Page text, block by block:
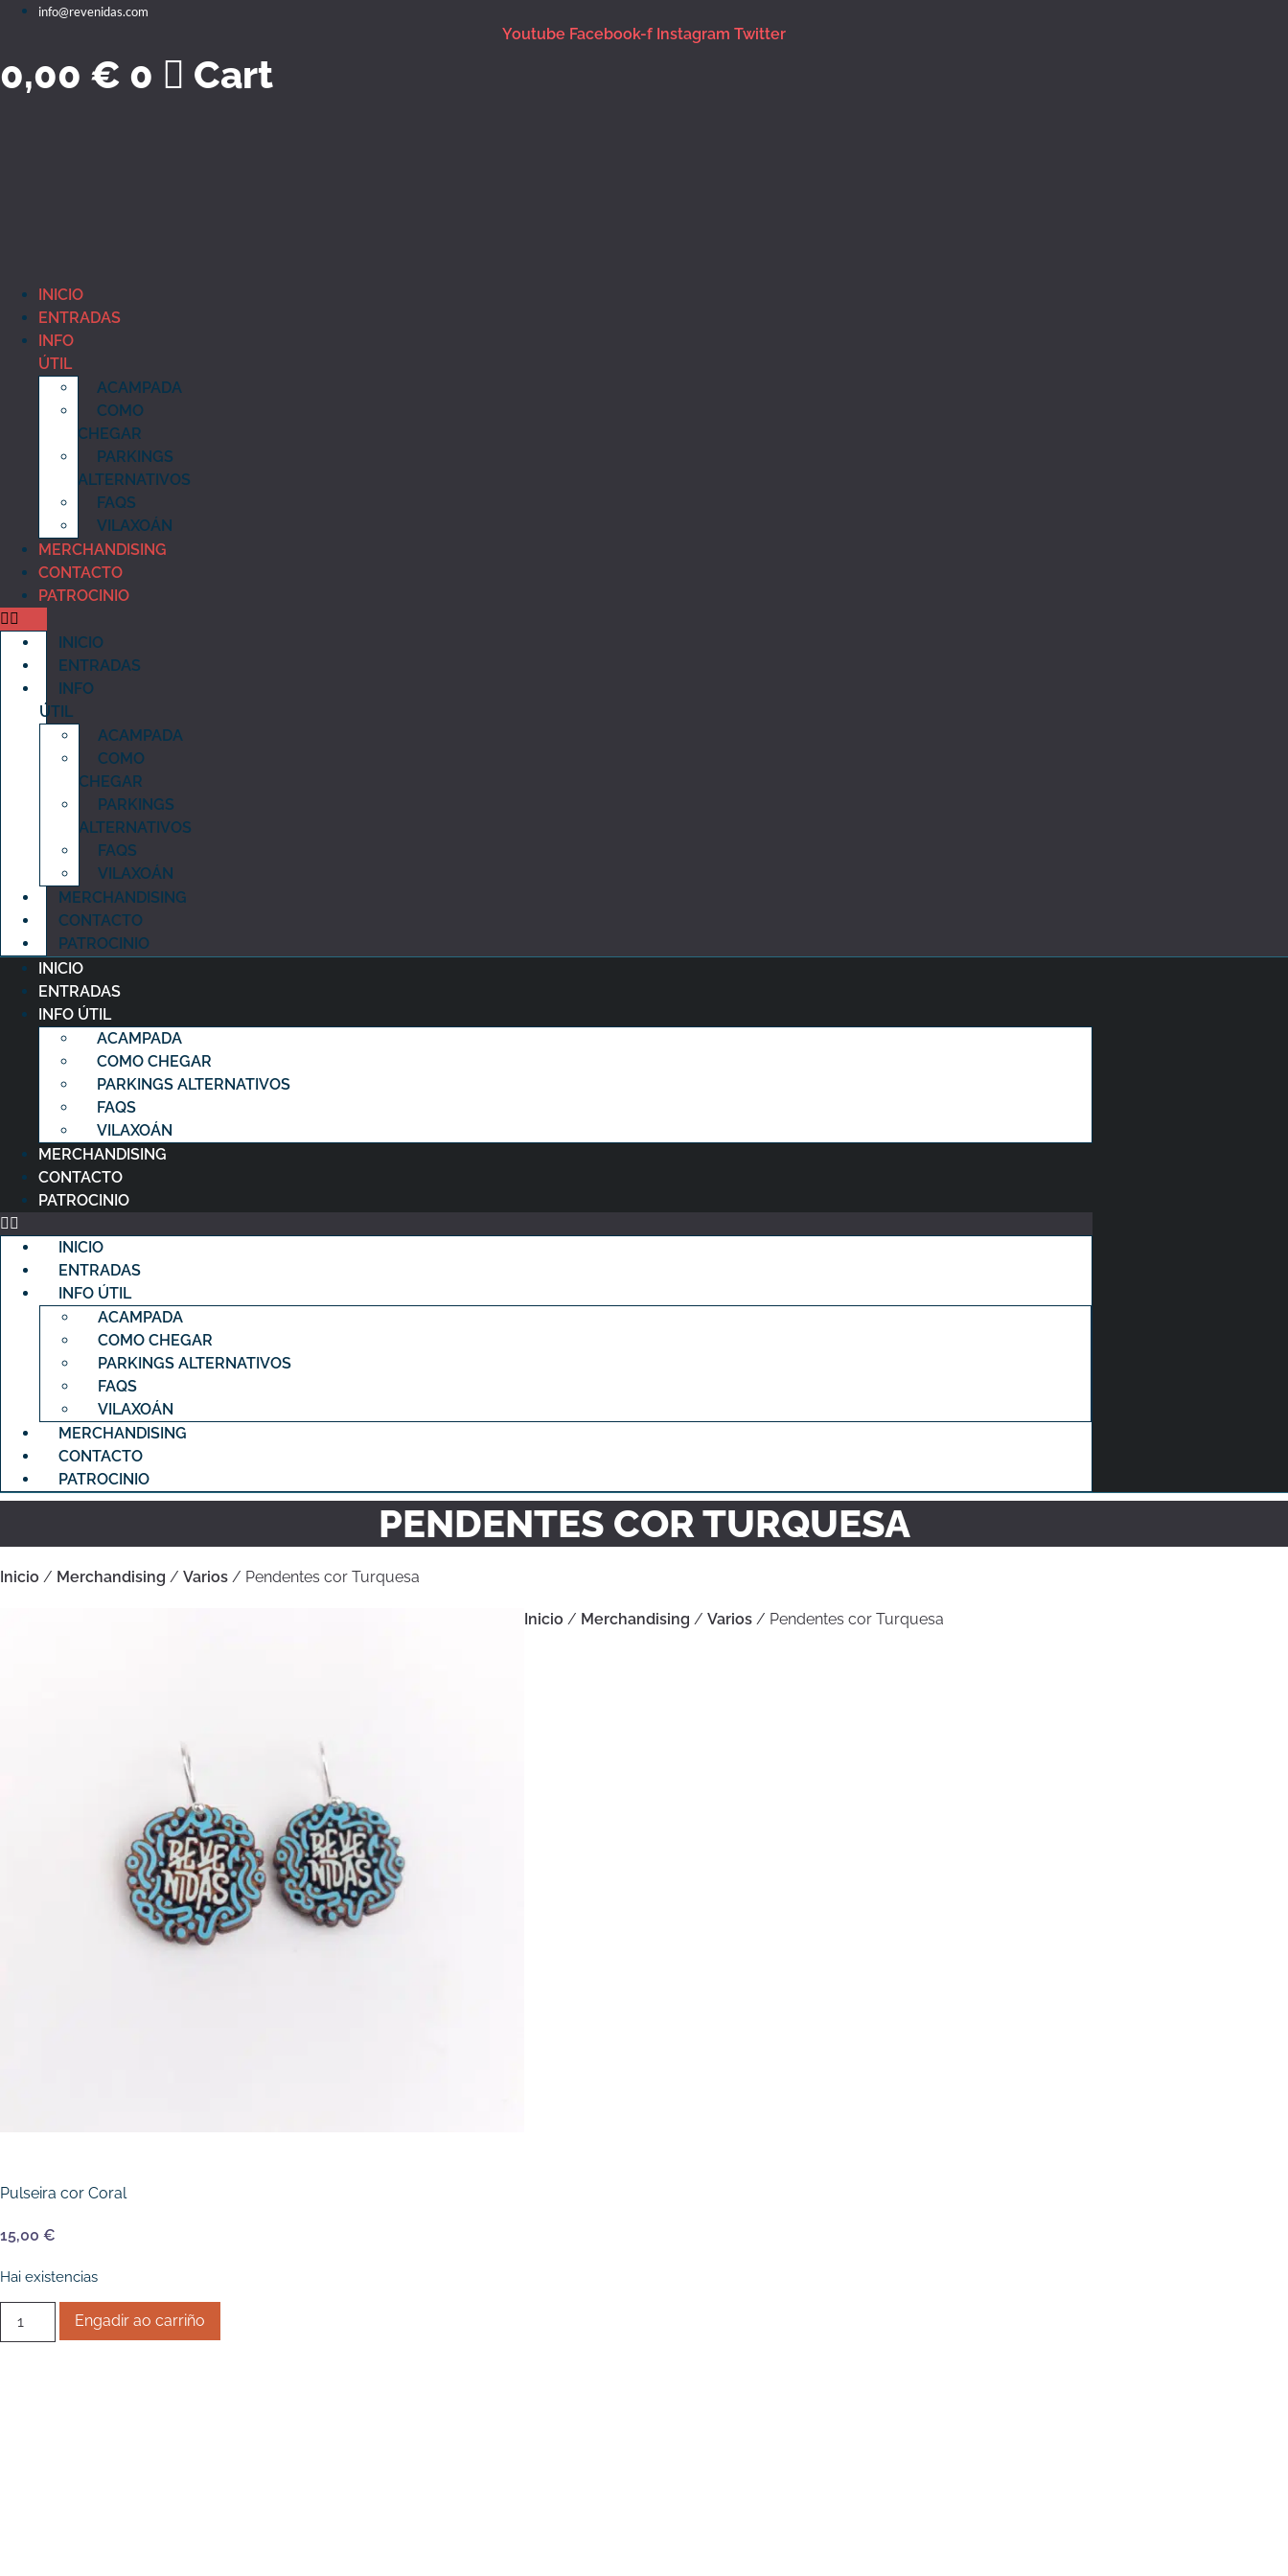
info@revenidas.com
Youtube Facebook-f Instagram Twitter
0,00 € 0 Cart
INICIO
ENTRADAS
INFO
ÚTIL
ACAMPADA
COMO
CHEGAR
PARKINGS
ALTERNATIVOS
FAQS
VILAXOÁN
MERCHANDISING
CONTACTO
PATROCINIO
INICIO
ENTRADAS
INFO
ÚTIL
ACAMPADA
COMO
CHEGAR
PARKINGS
ALTERNATIVOS
FAQS
VILAXOÁN
MERCHANDISING
CONTACTO
PATROCINIO
INICIO
ENTRADAS
INFO ÚTIL
ACAMPADA
COMO CHEGAR
PARKINGS ALTERNATIVOS
FAQS
VILAXOÁN
MERCHANDISING
CONTACTO
PATROCINIO
INICIO
ENTRADAS
INFO ÚTIL
ACAMPADA
COMO CHEGAR
PARKINGS ALTERNATIVOS
FAQS
VILAXOÁN
MERCHANDISING
CONTACTO
PATROCINIO
PENDENTES COR TURQUESA
Inicio / Merchandising / Varios / Pendentes cor Turquesa
Inicio / Merchandising /Varios / Pendentes cor Turquesa
Pulseira cor Coral
15,00 €
Hai existencias
Pendentes
cor
Turquesa
Engadir ao carriño